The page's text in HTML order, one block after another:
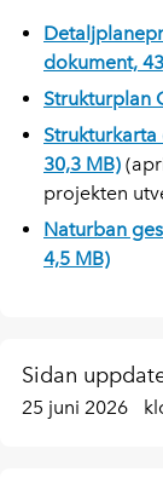
dokument,
Strukturplan
Strukturkarta
30,3 MB)
projekten
Naturban
4,5 MB)
Sidan
25 juni 2026